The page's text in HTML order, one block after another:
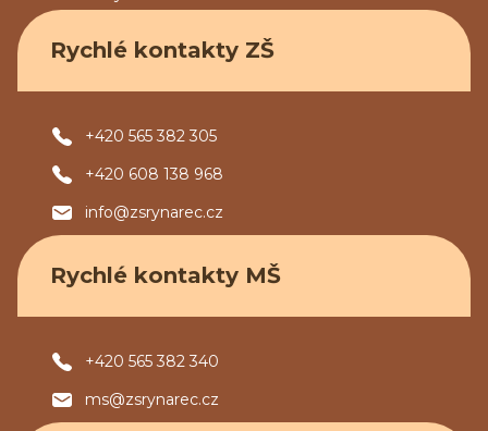
Rychlé kontakty ZŠ
+420 565 382 305
+420 608 138 968
info@zsrynarec.cz
Rychlé kontakty MŠ
+420 565 382 340
ms@zsrynarec.cz